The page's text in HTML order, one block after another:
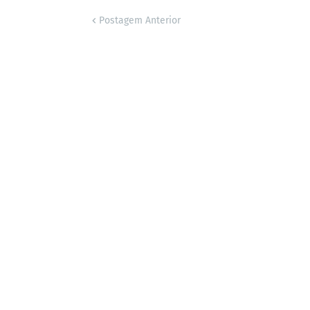
Postagem Anterior